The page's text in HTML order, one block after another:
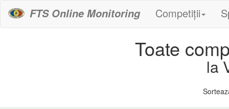
FTS Online Monitoring Competiții
Toate
la